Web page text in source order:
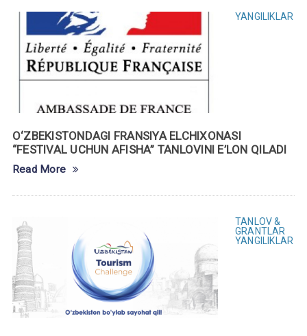
YANGILIKLAR
O‘ZBEKISTONDAGI FRANSIYA ELCHIXONASI
“FESTIVAL UCHUN AFISHA” TANLOVINI E’LON QILADI
Read More
TANLOV &
GRANTLAR
YANGILIKLAR